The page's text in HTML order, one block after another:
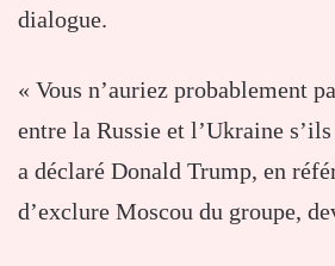
dialogue.
« Vous n’auriez probablement
entre la Russie et l’Ukraine
a déclaré Donald Trump, en
d’exclure Moscou du groupe,